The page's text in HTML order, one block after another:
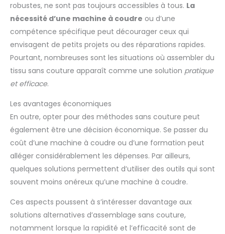
robustes, ne sont pas toujours accessibles à tous. La
nécessité d’une machine à coudre ou d’une
compétence spécifique peut décourager ceux qui
envisagent de petits projets ou des réparations rapides.
Pourtant, nombreuses sont les situations où assembler du
tissu sans couture apparaît comme une solution pratique
et efficace.
Les avantages économiques
En outre, opter pour des méthodes sans couture peut
également être une décision économique. Se passer du
coût d’une machine à coudre ou d’une formation peut
alléger considérablement les dépenses. Par ailleurs,
quelques solutions permettent d’utiliser des outils qui sont
souvent moins onéreux qu’une machine à coudre.
Ces aspects poussent à s’intéresser davantage aux
solutions alternatives d’assemblage sans couture,
notamment lorsque la rapidité et l’efficacité sont de